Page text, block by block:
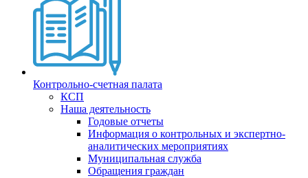
Контрольно-счетная палата
КСП
Наша деятельность
Годовые отчеты
Информация о контрольных и экспертно-
аналитических мероприятиях
Муниципальная служба
Обращения граждан